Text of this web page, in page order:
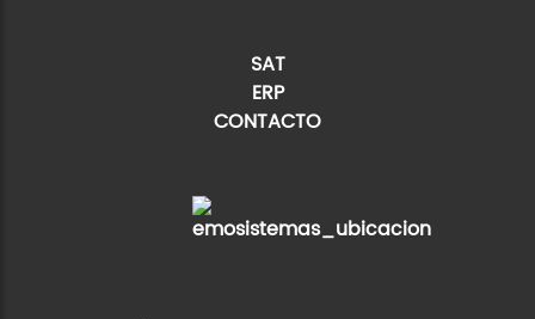
SAT
ERP
CONTACTO